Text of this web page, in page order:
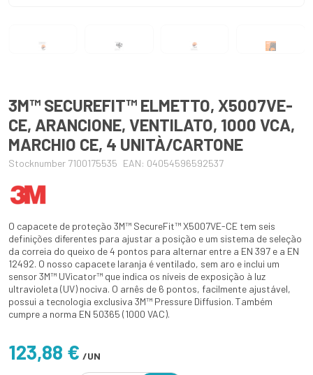
3M™ SECUREFIT™ ELMETTO, X5007VE-
CE, ARANCIONE, VENTILATO, 1000 VCA,
MARCHIO CE, 4 UNITÀ/CARTONE
Stocknumber 7100175535 EAN: 04054596592537
O capacete de proteção 3M™ SecureFit™ X5007VE-CE tem seis
definições diferentes para ajustar a posição e um sistema de seleção
da correia do queixo de 4 pontos para alternar entre a EN 397 e a EN
12492. O nosso capacete laranja é ventilado, sem aro e inclui um
sensor 3M™ UVicator™ que indica os níveis de exposição à luz
ultravioleta (UV) nociva. O arnês de 6 pontos, facilmente ajustável,
possui a tecnologia exclusiva 3M™ Pressure Diffusion. Também
cumpre a norma EN 50365 (1000 VAC).
123,88 € /UN